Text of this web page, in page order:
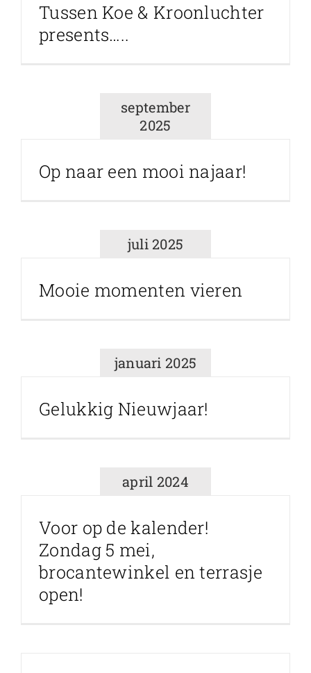
Tussen Koe & Kroonluchter
presents…..
september
2025
Op naar een mooi najaar!
juli 2025
Mooie momenten vieren
januari 2025
Gelukkig Nieuwjaar!
april 2024
Voor op de kalender!
Zondag 5 mei,
brocantewinkel en terrasje
open!